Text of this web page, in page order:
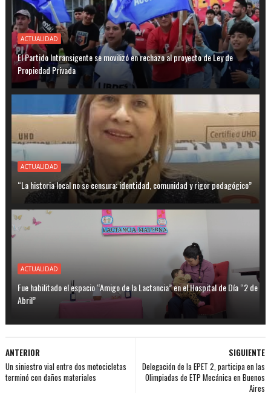
ACTUALIDAD
El Partido Intransigente se movilizó en rechazo al proyecto de Ley de
Propiedad Privada
ACTUALIDAD
“La historia local no se censura: identidad, comunidad y rigor pedagógico”
ACTUALIDAD
Fue habilitado el espacio “Amigo de la Lactancia” en el Hospital de Día “2 de
Abril”
SIGUIENTE
Delegación de la EPET 2, participa en las
Olimpiadas de ETP Mecánica en Buenos
Aires
ANTERIOR
Un siniestro vial entre dos motocicletas
terminó con daños materiales